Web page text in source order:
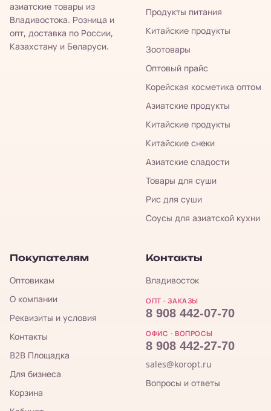
азиатские товары из
Владивостока. Розница и
опт, доставка по России,
Казахстану и Беларуси.
Продукты питания
Китайские продукты
Зоотовары
Оптовый прайс
Корейская косметика оптом
Азиатские продукты
Китайские продукты
Китайские снеки
Азиатские сладости
Товары для суши
Рис для суши
Соусы для азиатской кухни
Покупателям
Оптовикам
О компании
Реквизиты и условия
Контакты
B2B Площадка
Для бизнеса
Корзина
Контакты
Владивосток
ОПТ · ЗАКАЗЫ
8 908 442-07-70
ОФИС · ВОПРОСЫ
8 908 442-27-70
sales@koropt.ru
Вопросы и ответы